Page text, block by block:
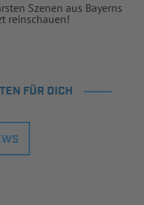
Szenen aus Bayerns
reinschauen!
FÜR DICH